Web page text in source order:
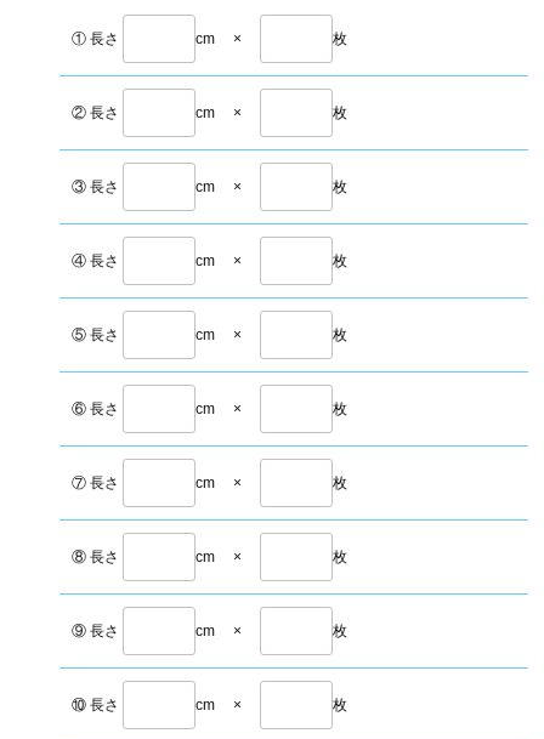
① 長さ cm × 枚
② 長さ cm × 枚
③ 長さ cm × 枚
④ 長さ cm × 枚
⑤ 長さ cm × 枚
⑥ 長さ cm × 枚
⑦ 長さ cm × 枚
⑧ 長さ cm × 枚
⑨ 長さ cm × 枚
⑩ 長さ cm × 枚